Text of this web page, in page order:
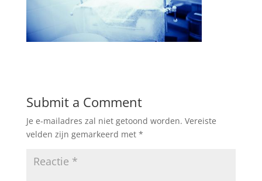
Submit a Comment
Je e-mailadres zal niet getoond worden. Vereiste
velden zijn gemarkeerd met *